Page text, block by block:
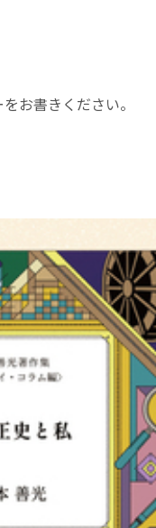
お書きください。